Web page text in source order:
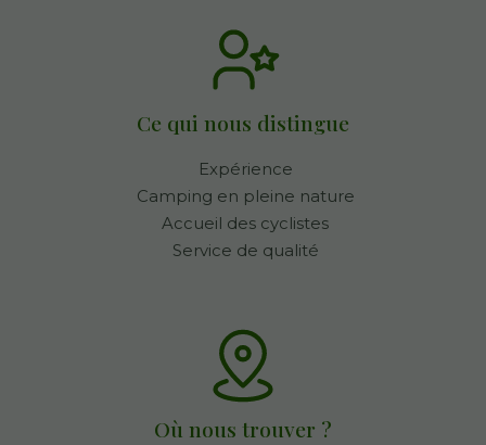
Ce qui nous distingue
Expérience
Camping en pleine nature
Accueil des cyclistes
Service de qualité
Où nous trouver ?